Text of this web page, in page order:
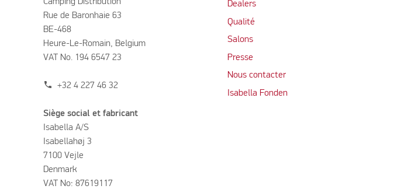
Rue de Baronhaie 63
BE-468
Heure-Le-Romain, Belgium
VAT No. 194 6547 23
phone +32 4 227 46 32
Siège social et fabricant
Isabella A/S
Isabellahøj 3
7100 Vejle
Denmark
VAT No: 87619117
Dealers
Qualité
Salons
Presse
Nous contacter
Isabella Fonden